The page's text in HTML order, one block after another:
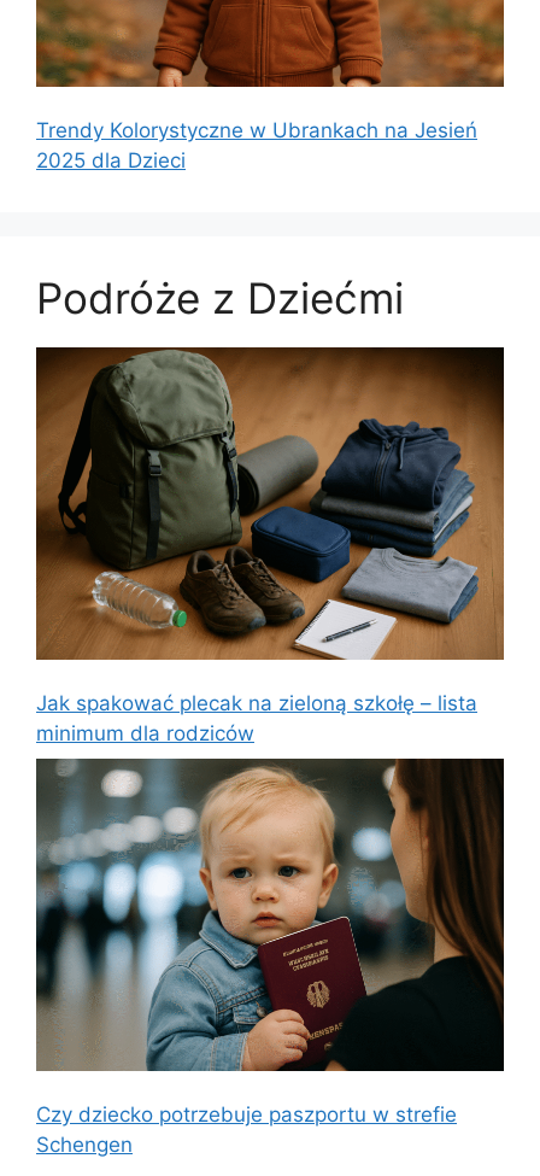
Trendy Kolorystyczne w Ubrankach na Jesień
2025 dla Dzieci
Podróże z Dziećmi
Jak spakować plecak na zieloną szkołę – lista
minimum dla rodziców
Czy dziecko potrzebuje paszportu w strefie
Schengen